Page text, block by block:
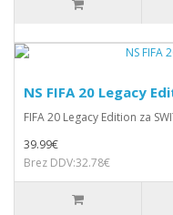
NS FIFA 20 Legacy
FIFA 20 Legacy Edition za
39.99€
Brez DDV:32.78€